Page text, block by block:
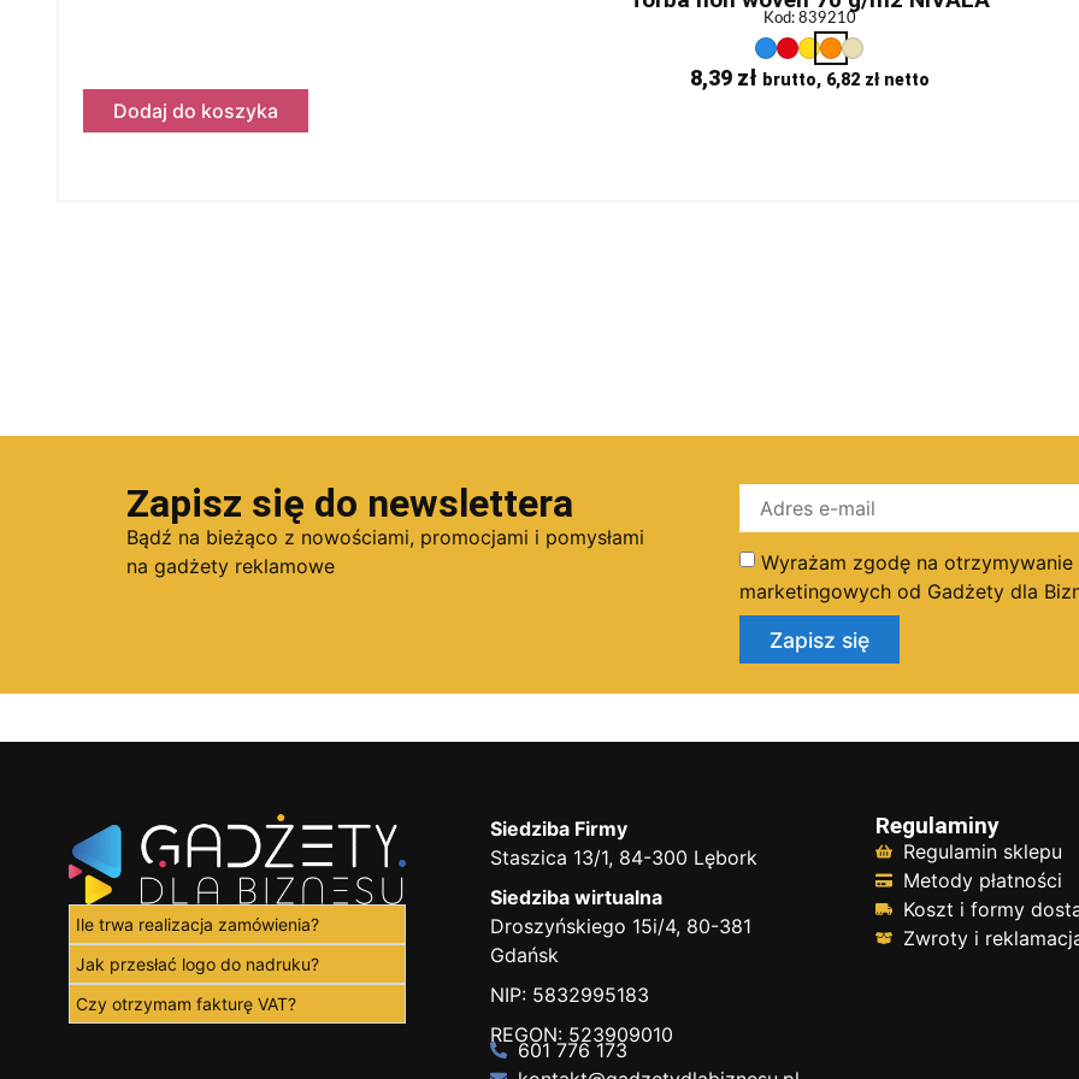
Kod: 839210
8,39 zł brutto, 6,82 złnetto
Dodaj do koszyka
Zapisz się do newslettera
Bądź na bieżąco z nowościami, promocjami i pomysłami
na gadżety reklamowe
Wyrażam zgodę na
marketingowych od Gadżety dla
Zapisz się
Ile trwa realizacja zamówienia?
Jak przesłać logo do nadruku?
Czy otrzymam fakturę VAT?
Siedziba Firmy
Staszica 13/1, 84-300 Lębork
Siedziba wirtualna
Droszyńskiego 15i/4, 80-381
Gdańsk
NIP: 5832995183
REGON: 523909010
601 776 173
Regulaminy
Regulamin sklepu
Metody płatności
Koszt i formy
Zwroty i